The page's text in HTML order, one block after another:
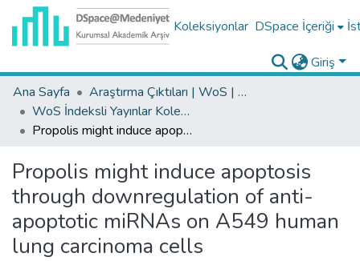
Koleksiyonlar DSpace İçeriği
Giriş
Ana Sayfa
Araştırma Çıktıları | WoS | Scopus | TR-Dizin | PubMed
WoS İndeksli Yayınlar Koleksiyonu
Propolis might induce apoptosis through downregulation of anti-apoptotic miRNAs on A549 human lung carcinoma cells
Propolis might induce apoptosis
through downregulation of anti-
apoptotic miRNAs on A549 human
lung carcinoma cells